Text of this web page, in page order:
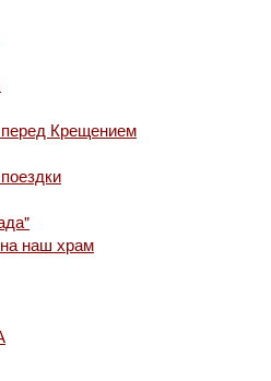
Крещением
наш храм